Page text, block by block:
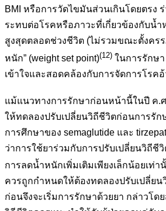
BMI หรือการวัดไขมันส่วนเกินโดยตรง
ระทบต่อโรคหรือภาวะที่เกี่ยวข้องกับน้ำ
สูงสุดตลอดช่วงชีวิต (ไม่รวมขณะตั้งครร
หนัก” (weight set point)(12) ในการรักษ
เข้าใจและสอดคล้องกับการจัดการโรค
แม้แนวทางการรักษาก่อนหน้านี้ในปี ค.
ให้ทดลองปรับเปลี่ยนวิถีชีวิตก่อนการรัก
การศึกษาของ semaglutide และ
ว่าการใช้ยาร่วมกับการปรับเปลี่ยนวิถีชี
การลดน้ำหนักเพิ่มเติมเพียงเล็กน้อยเท่า
ควรถูกกำหนดให้ต้องทดลองปรับเปลี่ยน
ก่อนจึงจะเริ่มการรักษาด้วยยา กล่าวโด